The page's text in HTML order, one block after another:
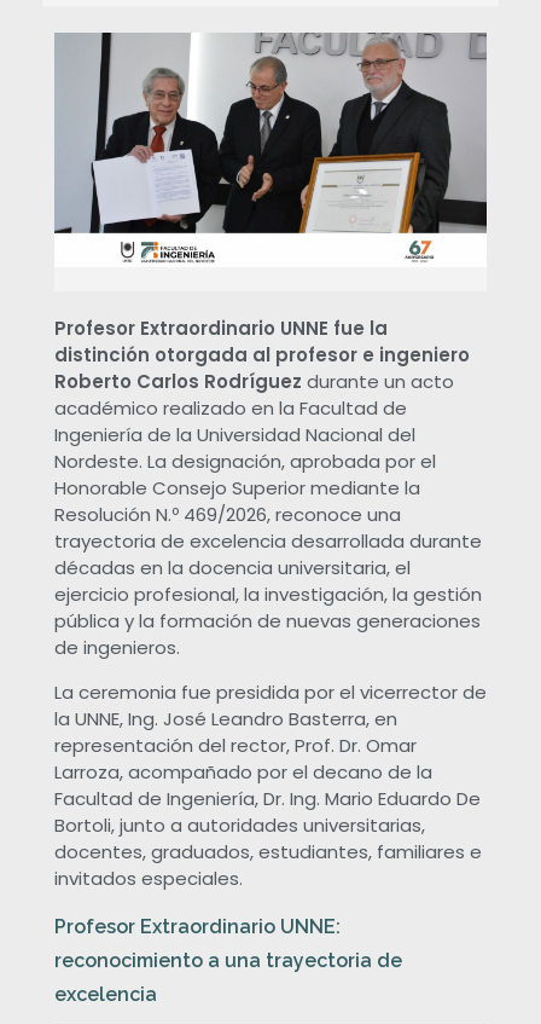
P
s
o
r
E
x
t
r
a
o
r
d
Profesor Extraordinario UNNE fue la
distinción otorgada al profesor e ingeniero
Roberto Carlos Rodríguez durante un acto
académico realizado en la Facultad de
Ingeniería de la Universidad Nacional del
Nordeste. La designación, aprobada por el
Honorable Consejo Superior mediante la
Resolución N.º 469/2026, reconoce una
trayectoria de excelencia desarrollada durante
décadas en la docencia universitaria, el
ejercicio profesional, la investigación, la gestión
pública y la formación de nuevas generaciones
de ingenieros.
La ceremonia fue presidida por el vicerrector de
la UNNE, Ing. José Leandro Basterra, en
representación del rector, Prof. Dr. Omar
Larroza, acompañado por el decano de la
Facultad de Ingeniería, Dr. Ing. Mario Eduardo De
Bortoli, junto a autoridades universitarias,
docentes, graduados, estudiantes, familiares e
invitados especiales.
Profesor Extraordinario UNNE:
reconocimiento a una trayectoria de
excelencia